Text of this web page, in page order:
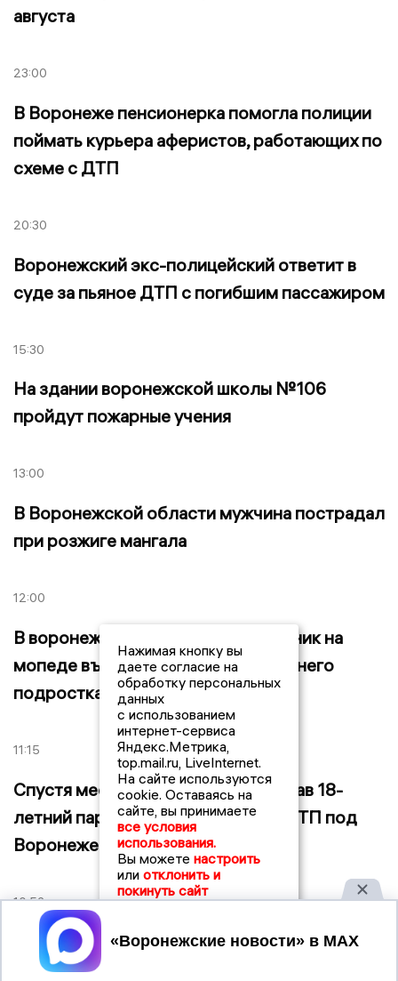
августа
23:00
В Воронеже пенсионерка помогла полиции
поймать курьера аферистов, работающих по
схеме с ДТП
20:30
Воронежский экс-полицейский ответит в
суде за пьяное ДТП с погибшим пассажиром
15:30
На здании воронежской школы №106
пройдут пожарные учения
13:00
В Воронежской области мужчина пострадал
при розжиге мангала
12:00
В воронежском Павловске школьник на
мопеде въехал в мотоцикл 14-летнего
подростка
11:15
Спустя месяц после получения прав 18-
летний парень устроил жесткое ДТП под
Воронежем на чужой машине
10:52
В Воронеже начали расплачиваться
забытыми пятирублевыми купюрами
Нажимая кнопку вы
даете согласие на
обработку персональных
данных
с использованием
интернет-сервиса
Яндекс.Метрика,
top.mail.ru, LiveInternet.
На сайте используются
cookie. Оставаясь на
сайте, вы принимаете
все условия
использования.
Вы можете настроить
или отклонить и
покинуть сайт
Принять